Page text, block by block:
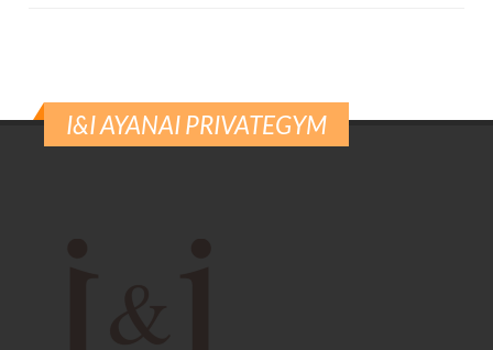
I&I AYANAI PRIVATEGYM